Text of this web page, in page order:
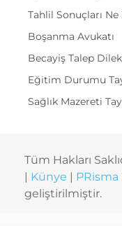
Tahlil Sonuçları Ne
Boşanma Avukatı
Becayiş Talep
Eğitim Durumu
Sağlık Mazereti
Tüm Hakları
| Künye |
geliştirilmiştir.